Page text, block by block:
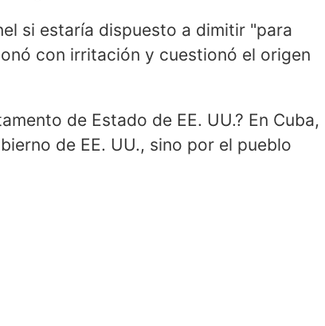
si estaría dispuesto a dimitir "para
con irritación y cuestionó el origen
de Estado de EE. UU.? En Cuba,
de EE. UU., sino por el pueblo